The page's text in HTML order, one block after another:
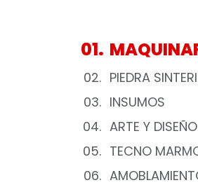
01.
02. PIEDRA
03. INSUMOS
04. ARTE Y DISEÑO
05. TECNO
06.